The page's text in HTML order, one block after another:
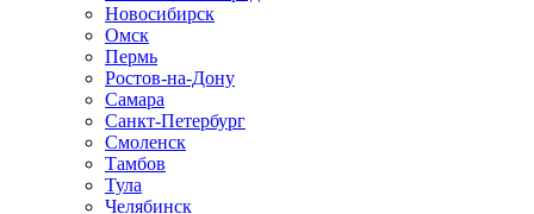
Новосибирск
Омск
Пермь
Ростов-на-Дону
Самара
Санкт-Петербург
Смоленск
Тамбов
Тула
Челябинск